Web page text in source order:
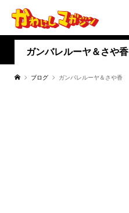
ガンバレルーヤ＆さや香
ブログ ガンバレルーヤ＆さや香